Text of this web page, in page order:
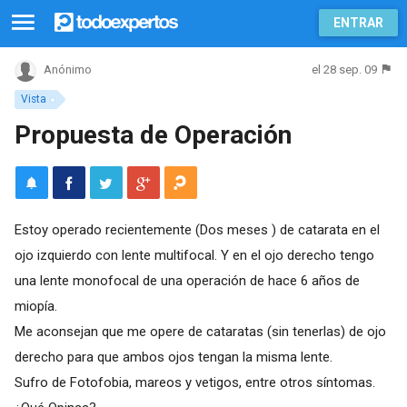
ENTRAR
Vista
Anónimo el 28 sep. 09
Propuesta de Operación
Estoy operado recientemente (Dos meses ) de catarata en el
ojo izquierdo con lente multifocal. Y en el ojo derecho tengo
una lente monofocal de una operación de hace 6 años de
miopía.
Me aconsejan que me opere de cataratas (sin tenerlas) de ojo
derecho para que ambos ojos tengan la misma lente.
Sufro de Fotofobia, mareos y vetigos, entre otros síntomas.